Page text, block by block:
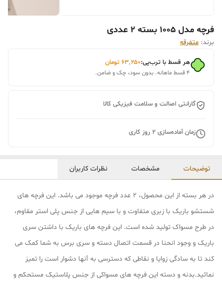
فرچه مدل 1005 بسته 2 عددی
برند: متفرقه
هر قسط با ترب‌پی:۶۳٬۲۵۰ تومان
۴ قسط ماهانه. بدون سود، چک و ضامن.
گارانتی اصالت و سلامت فیزیکی کالا
زمان آماده‌سازی 2 روز کاری
توضیحات مشخصات نظرات کاربران
در هر بسته از این محصول، 2 عدد فرچه موجود می باشد. این فرچه های
شستشو باریک با زبری متفاوت و با سیم هایی از جنس پلی استر مقاوم،
در طرح مسواک تولید شده است. این فرچه های باریک با داشتن سری
باریک و وجود انحنا در قسمت اتصال دسته و سری برس به شما کمک می
کند تا به سادگی زوایا و نقاطی که دسترسی به آنها دشوار است را تمیز
نمائید.بدنه و دسته این فرچه های مسواکی از جنس پلاستیک مستحکم و